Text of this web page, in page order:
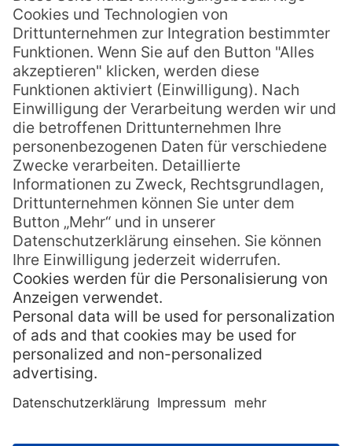
Hersteller des Fiji Wassers keine
einheimische Firma, sondern ein
millionenschwerer US-Konzern, die Fiji
Water Company LLC, der dank einer
ausgeklügelten Marketingstrategie das Fiji
Wasser weltweit als besonderes Gourmet-
Wasser vertreibt.
» Wo kommt Fiji Wasser
heute her und wo wird es
abgefüllt?
Ursprünglich trat das als so rein geltende
Fiji Wasser durch einen natürlichen
Quellbrunnen an die Oberfläche und wurde
dort auch an der frischen Luft abgefüllt.